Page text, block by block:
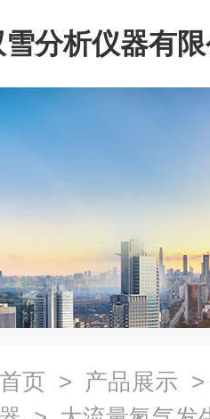
分析仪器有
首页 > 产品展示